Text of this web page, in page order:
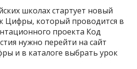
школах стартует новый
Цифры, который проводится в
проекта Код
нужно перейти на сайт
и в каталоге выбрать урок